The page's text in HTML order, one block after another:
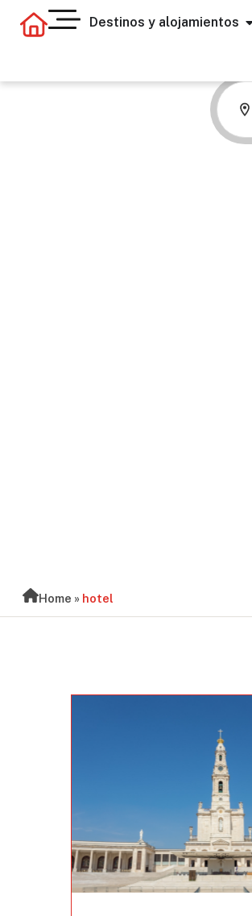
Destinos y alojamientos
Home » hotel